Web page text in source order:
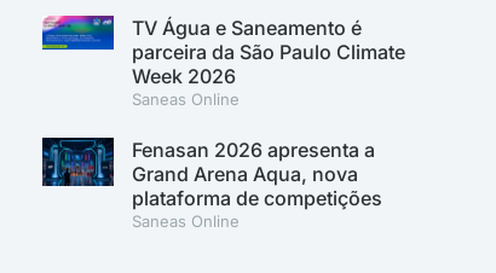
TV Água e Saneamento é
parceira da São Paulo Climate
Week 2026
Saneas Online
Fenasan 2026 apresenta a
Grand Arena Aqua, nova
plataforma de competições
Saneas Online